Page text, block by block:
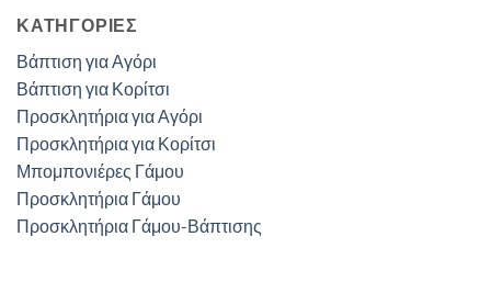
ΚΑΤΗΓΟΡΊΕΣ
Βάπτιση για Αγόρι
Βάπτιση για Κορίτσι
Προσκλητήρια για Αγόρι
Προσκλητήρια για Κορίτσι
Μπομπονιέρες Γάμου
Προσκλητήρια Γάμου
Προσκλητήρια Γάμου-Βάπτισης